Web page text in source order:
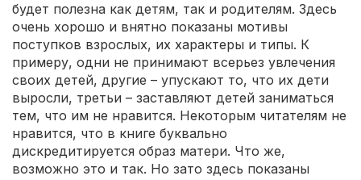
будет полезна как детям, так и родителям. Здесь
очень хорошо и внятно показаны мотивы
поступков взрослых, их характеры и типы. К
примеру, одни не принимают всерьез увлечения
своих детей, другие – упускают то, что их дети
выросли, третьи – заставляют детей заниматься
тем, что им не нравится. Некоторым читателям не
нравится, что в книге буквально
дискредитируется образ матери. Что же,
возможно это и так. Но зато здесь показаны